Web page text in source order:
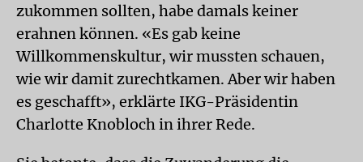
zukommen sollten, habe damals keiner
erahnen können. «Es gab keine
Willkommenskultur, wir mussten schauen,
wie wir damit zurechtkamen. Aber wir haben
es geschafft», erklärte IKG-Präsidentin
Charlotte Knobloch in ihrer Rede.